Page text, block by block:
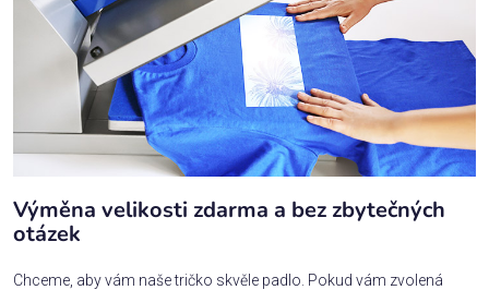
Výměna velikosti zdarma a bez zbytečných
otázek
Chceme, aby vám naše tričko skvěle padlo. Pokud vám zvolená